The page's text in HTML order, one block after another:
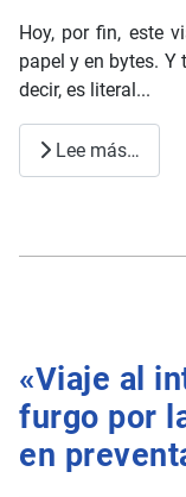
Hoy, por fin, este
papel y en bytes. Y
decir, es literal...
Lee más…
«Viaje al
furgo por
en